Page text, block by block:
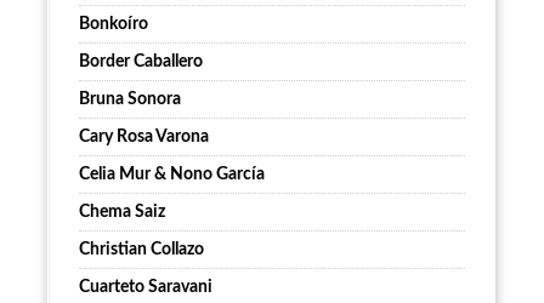
Bonkoíro
Border Caballero
Bruna Sonora
Cary Rosa Varona
Celia Mur & Nono García
Chema Saiz
Christian Collazo
Cuarteto Saravani